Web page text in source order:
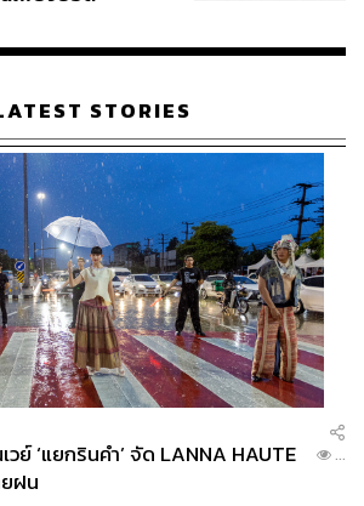
อื่นๆ ยังคงตามมาอย่างหลีกเลี่ยงไม่ได้
าง Honda และ Nissan สำเร็จ นั่นคือ
เพราะทั้ง 2 แบรนด์ต่างมีโรงงานผลิต
อย่างจีนและอเมริกา ซึ่งคงจะต้องปรับ
าะสมกับยอดขายเพื่อลดต้นทุนอย่างไม่
ดังกล่าวมี Mitsubishi เข้าไปรวมด้วย
รนด์กลายเป็นกลุ่มผลิตรถยนต์รายใหญ่
าก Toyota และ Volkswagen Group
STORIES
วย์ ‘แยกรินคำ’ จัด LANNA HAUTE
ฝน
...